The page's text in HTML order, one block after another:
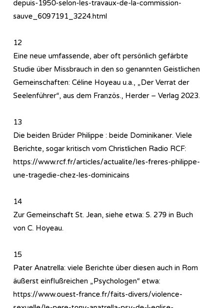
depuis-1950-selon-les-travaux-de-la-commission-
sauve_6097191_3224.html
12
Eine neue umfassende, aber oft persönlich gefärbte
Studie über Missbrauch in den so genannten Geistlichen
Gemeinschaften: Céline Hoyeau u.a., „Der Verrat der
Seelenführer“, aus dem Französ., Herder – Verlag 2023.
13
Die beiden Brüder Philippe : beide Dominikaner. Viele
Berichte, sogar kritisch vom Christlichen Radio RCF:
https://www.rcf.fr/articles/actualite/les-freres-philippe-
une-tragedie-chez-les-dominicains
14
Zur Gemeinschaft St. Jean, siehe etwa: S. 279 in Buch
von C. Hoyeau.
15
Pater Anatrella: viele Berichte über diesen auch in Rom
äußerst einflußreichen „Psychologen“ etwa:
https://www.ouest-france.fr/faits-divers/violence-